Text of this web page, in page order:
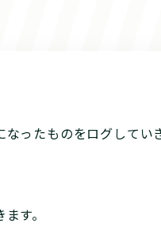
ったものをログしてい
す。